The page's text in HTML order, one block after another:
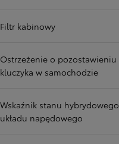
Filtr kabinowy
Ostrzeżenie o pozostawieniu
kluczyka w samochodzie
Wskaźnik stanu hybrydowego
układu napędowego